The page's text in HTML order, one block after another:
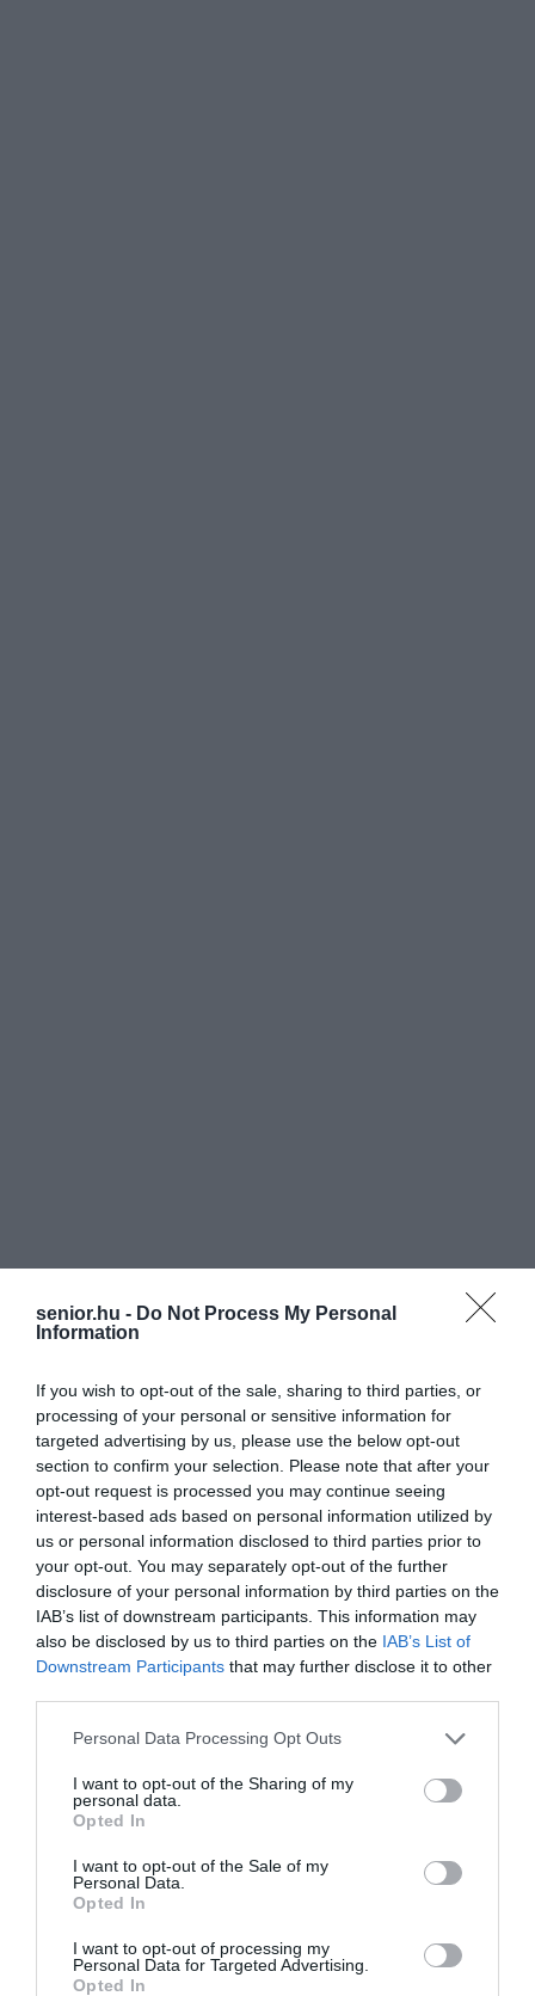
senior.hu - Do Not Process My Personal
Information
If you wish to opt-out of the sale, sharing to third parties, or
processing of your personal or sensitive information for
targeted advertising by us, please use the below opt-out
section to confirm your selection. Please note that after your
opt-out request is processed you may continue seeing
interest-based ads based on personal information utilized by
us or personal information disclosed to third parties prior to
your opt-out. You may separately opt-out of the further
disclosure of your personal information by third parties on the
IAB’s list of downstream participants. This information may
also be disclosed by us to third parties on the IAB’s List of
Downstream Participants that may further disclose it to other
Please note that this website/app uses one or more Google
not limited to your visit or usage behaviour. You may click to
grant or deny consent to Google and its third-party tags to
use your data for below specified purposes in below Google
consent section.
Personal Data Processing Opt Outs
I want to opt-out of the Sharing of my
personal data.
Opted In
I want to opt-out of the Sale of my
Personal Data.
Opted In
I want to opt-out of processing my
Personal Data for Targeted Advertising.
Opted In